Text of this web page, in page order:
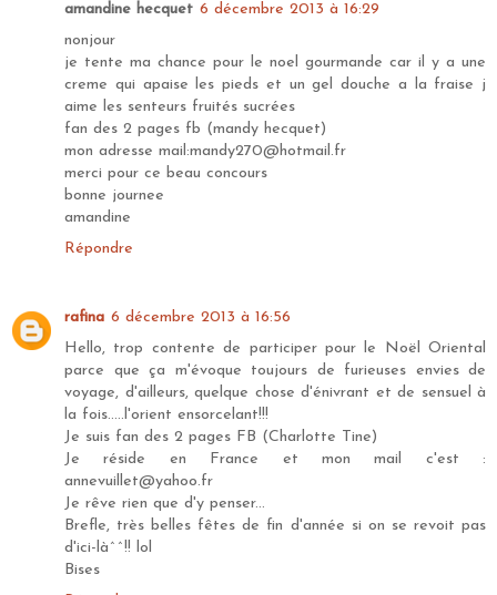
amandine hecquet 6 décembre 2013 à 16:29
nonjour
je tente ma chance pour le noel gourmande car il y a une
creme qui apaise les pieds et un gel douche a la fraise j
aime les senteurs fruités sucrées
fan des 2 pages fb (mandy hecquet)
mon adresse mail:mandy270@hotmail.fr
merci pour ce beau concours
bonne journee
amandine
Répondre
rafina 6 décembre 2013 à 16:56
Hello, trop contente de participer pour le Noël Oriental
parce que ça m'évoque toujours de furieuses envies de
voyage, d'ailleurs, quelque chose d'énivrant et de sensuel à
la fois.....l'orient ensorcelant!!!
Je suis fan des 2 pages FB (Charlotte Tine)
Je réside en France et mon mail c'est :
annevuillet@yahoo.fr
Je rêve rien que d'y penser...
Brefle, très belles fêtes de fin d'année si on se revoit pas
d'ici-là^^!! lol
Bises